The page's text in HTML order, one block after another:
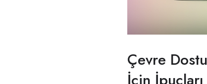
Çevre
İçin İpuçları